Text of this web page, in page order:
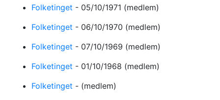
Folketinget - 05/10/1971 (medlem)
Folketinget - 06/10/1970 (medlem)
Folketinget - 07/10/1969 (medlem)
Folketinget - 01/10/1968 (medlem)
Folketinget - (medlem)